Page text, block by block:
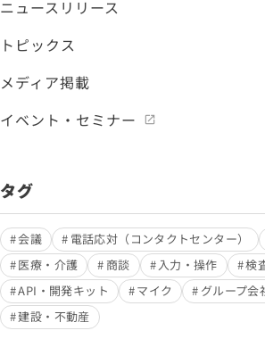
ニュースリリース
トピックス
メディア掲載
イベント・セミナー
タグ
会議 電話応対（コンタクトセンター）
医療・介護
商談 入力・操作
検
API・開発キット
マイク グループ会
建設・不動産